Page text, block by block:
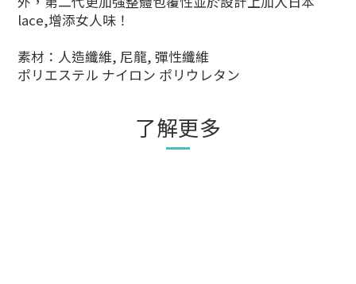
lace,增添女人味！
素材：人造纖維, 尼龍, 彈性纖維
ポリエステル ナイロン ポリウレタン
了解更多